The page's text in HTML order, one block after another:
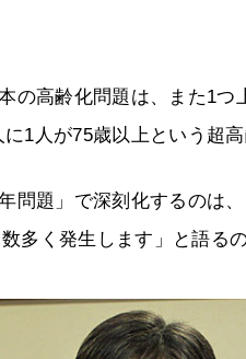
の高齢化問題は、また1
1人が75歳以上という超
問題」で深刻化するのは
多く発生します」と語る